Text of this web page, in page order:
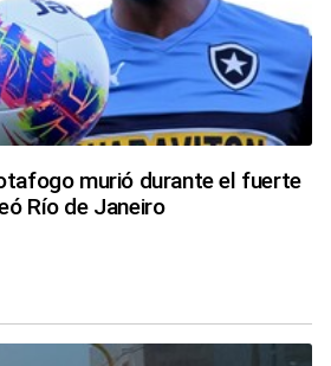
murió durante el fuerte
Río de Janeiro